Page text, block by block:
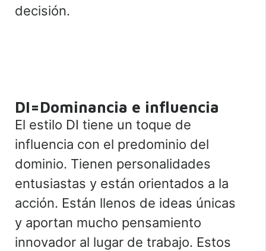
decisión.
DI=Dominancia e influencia
El estilo DI tiene un toque de
influencia con el predominio del
dominio. Tienen personalidades
entusiastas y están orientados a la
acción. Están llenos de ideas únicas
y aportan mucho pensamiento
innovador al lugar de trabajo. Estos